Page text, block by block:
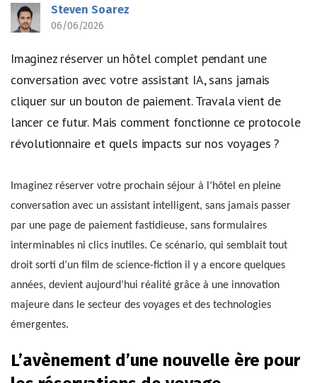
Steven Soarez
06/06/2026
Imaginez réserver un hôtel complet pendant une
conversation avec votre assistant IA, sans jamais
cliquer sur un bouton de paiement. Travala vient de
lancer ce futur. Mais comment fonctionne ce protocole
révolutionnaire et quels impacts sur nos voyages ?
Imaginez réserver votre prochain séjour à l’hôtel en pleine
conversation avec un assistant intelligent, sans jamais passer
par une page de paiement fastidieuse, sans formulaires
interminables ni clics inutiles. Ce scénario, qui semblait tout
droit sorti d’un film de science-fiction il y a encore quelques
années, devient aujourd’hui réalité grâce à une innovation
majeure dans le secteur des voyages et des technologies
émergentes.
L’avènement d’une nouvelle ère pour